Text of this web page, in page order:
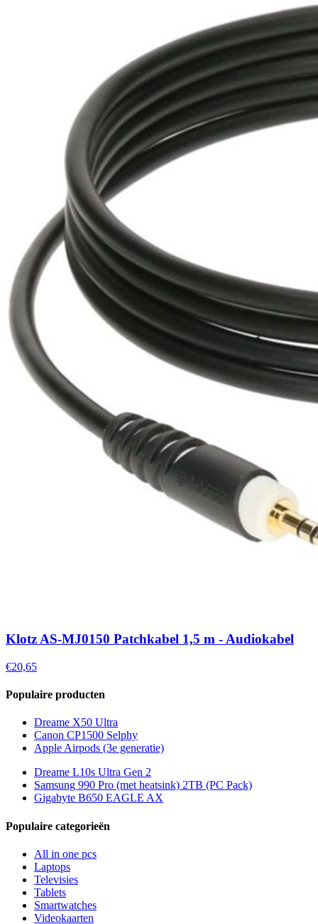
Klotz AS-MJ0150 Patchkabel 1,5 m - Audiokabel
€20,65
Populaire producten
Dreame X50 Ultra
Canon CP1500 Selphy
Apple Airpods (3e generatie)
Dreame L10s Ultra Gen 2
Samsung 990 Pro (met heatsink) 2TB (PC Pack)
Gigabyte B650 EAGLE AX
Populaire categorieën
All in one pcs
Laptops
Televisies
Tablets
Smartwatches
Videokaarten